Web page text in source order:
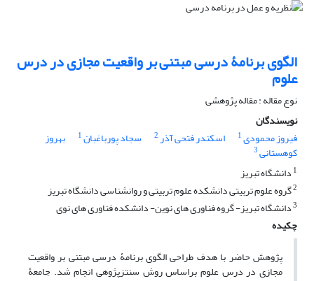
الگوی برنامۀ درسی مبتنی بر واقعیت مجازی در درس
علوم
نوع مقاله : مقاله پژوهشی
نویسندگان
فیروز محمودی1 اسکندر فتحی آذر2 سجاد پورباغبان1 بهروز
کوهستانی3
1 دانشگاه تبریز
2گروه علوم تربیتی دانشکده علوم تربیتی و روانشناسی دانشگاه تبریز
3دانشگاه تبریز- گروه فناوری های نوین- دانشکده فناوری های نوی
چکیده
پژوهش حاضر با هدف طراحی الگوی برنامۀ درسی مبتنی بر واقعیت
مجازی در درس علوم براساس روش سنتزپژوهی انجام شد. جامعۀ